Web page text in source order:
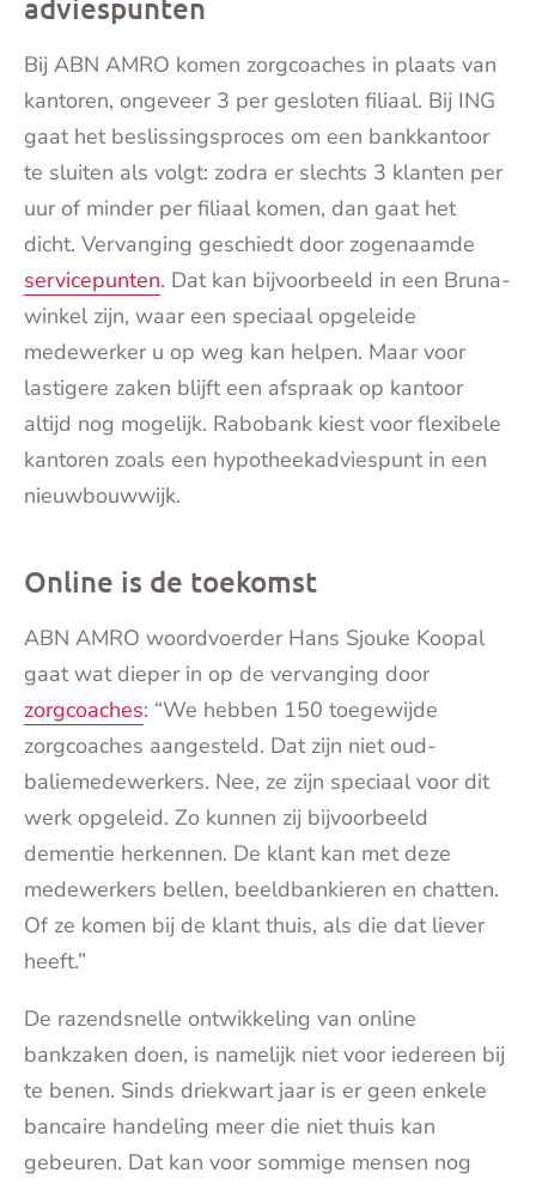
adviespunten
Bij ABN AMRO komen zorgcoaches in plaats van
kantoren, ongeveer 3 per gesloten filiaal. Bij ING
gaat het beslissingsproces om een bankkantoor
te sluiten als volgt: zodra er slechts 3 klanten per
uur of minder per filiaal komen, dan gaat het
dicht. Vervanging geschiedt door zogenaamde
servicepunten. Dat kan bijvoorbeeld in een Bruna-
winkel zijn, waar een speciaal opgeleide
medewerker u op weg kan helpen. Maar voor
lastigere zaken blijft een afspraak op kantoor
altijd nog mogelijk. Rabobank kiest voor flexibele
kantoren zoals een hypotheekadviespunt in een
nieuwbouwwijk.
Online is de toekomst
ABN AMRO woordvoerder Hans Sjouke Koopal
gaat wat dieper in op de vervanging door
zorgcoaches: “We hebben 150 toegewijde
zorgcoaches aangesteld. Dat zijn niet oud-
baliemedewerkers. Nee, ze zijn speciaal voor dit
werk opgeleid. Zo kunnen zij bijvoorbeeld
dementie herkennen. De klant kan met deze
medewerkers bellen, beeldbankieren en chatten.
Of ze komen bij de klant thuis, als die dat liever
heeft.”
De razendsnelle ontwikkeling van online
bankzaken doen, is namelijk niet voor iedereen bij
te benen. Sinds driekwart jaar is er geen enkele
bancaire handeling meer die niet thuis kan
gebeuren. Dat kan voor sommige mensen nog